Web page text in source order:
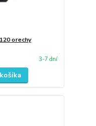
orechy
3-7 dní